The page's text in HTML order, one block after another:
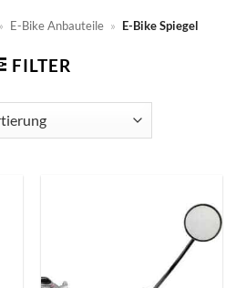
» E-Bike Anbauteile » E-Bike Spiegel
FILTER